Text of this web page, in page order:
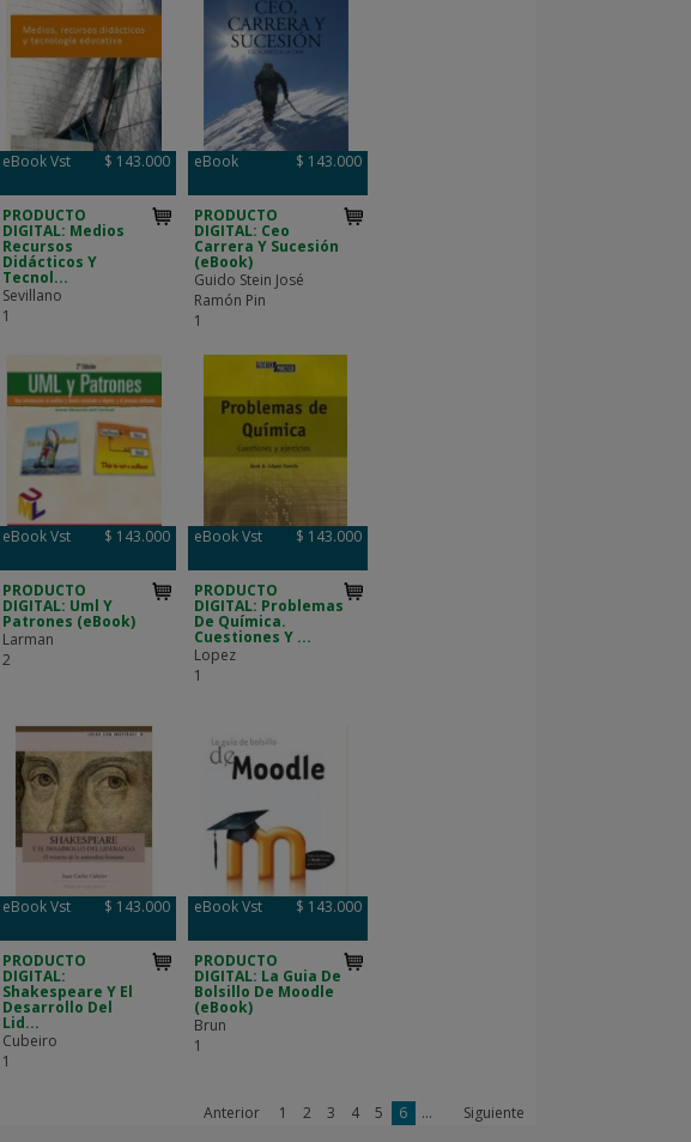
eBook Vst $ 143.000
PRODUCTO
DIGITAL: Medios
Recursos
Didácticos Y
Tecnol...
Sevillano
1
eBook $ 143.000
PRODUCTO
DIGITAL: Ceo
Carrera Y Sucesión
(eBook)
Guido Stein José
Ramón Pin
1
eBook Vst $ 143.000
PRODUCTO
DIGITAL: Uml Y
Patrones (eBook)
Larman
2
eBook Vst $ 143.000
PRODUCTO
DIGITAL: Problemas
De Química.
Cuestiones Y ...
Lopez
1
eBook Vst $ 143.000
PRODUCTO
DIGITAL:
Shakespeare Y El
Desarrollo Del
Lid...
Cubeiro
1
eBook Vst $ 143.000
PRODUCTO
DIGITAL: La Guia De
Bolsillo De Moodle
(eBook)
Brun
1
Anterior 1 2 3 4 5 6 ... Siguiente